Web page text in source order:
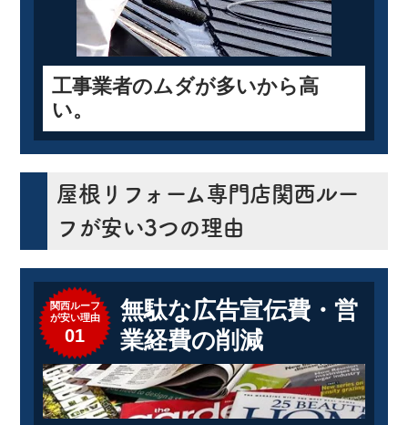
工事業者のムダが多いから高
い。
屋根リフォーム専門店関西ルー
フが安い3つの理由
関西ルーフ
が安い理由
01
無駄な広告宣伝費・営
業経費の削減